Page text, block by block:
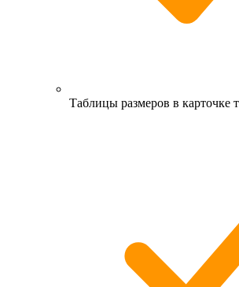
Таблицы размеров в карточке